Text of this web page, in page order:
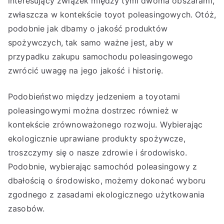
zwłaszcza w kontekście toyot poleasingowych. Otóż,
podobnie jak dbamy o jakość produktów
spożywczych, tak samo ważne jest, aby w
przypadku zakupu samochodu poleasingowego
zwrócić uwagę na jego jakość i historię.
Podobieństwo między jedzeniem a toyotami
poleasingowymi można dostrzec również w
kontekście zrównoważonego rozwoju. Wybierając
ekologicznie uprawiane produkty spożywcze,
troszczymy się o nasze zdrowie i środowisko.
Podobnie, wybierając samochód poleasingowy z
dbałością o środowisko, możemy dokonać wyboru
zgodnego z zasadami ekologicznego użytkowania
zasobów.